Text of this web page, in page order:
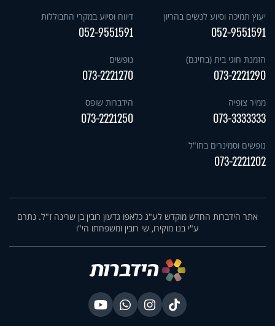
יעוץ תמיכה וסיוע לנשים בהריון
052-9551591
דיווח וסיוע במקרי התבוללות
052-9551591
הזמנת חוגי בית (בחינם)
073-2221290
נופשים
073-2221270
ממיר צופיה
073-3333333
הידברות שופס
073-2221250
נופשים וסמינרים בחו"ל
073-2221202
אתר הידברות החדש מוקדש לע"נ כלאפו גדעון רובין בן שרינה ז"ל. נתרם
ע"י בנו מוקירו, שי רובין ומשפחתו הי"ו